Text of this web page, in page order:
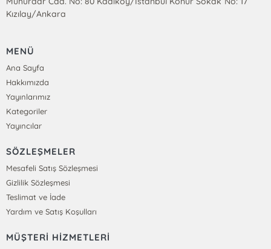
Kızılay/Ankara
MENÜ
Ana Sayfa
Hakkımızda
Yayınlarımız
Kategoriler
Yayıncılar
SÖZLEŞMELER
Mesafeli Satış Sözleşmesi
Gizlilik Sözleşmesi
Teslimat ve İade
Yardım ve Satış Koşulları
MÜŞTERİ HİZMETLERİ